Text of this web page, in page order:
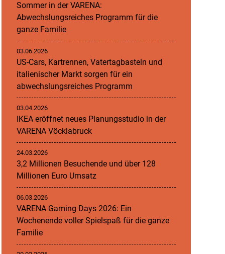
Sommer in der VARENA:
Abwechslungsreiches Programm für die
ganze Familie
03.06.2026
US-Cars, Kartrennen, Vatertagbasteln und
italienischer Markt sorgen für ein
abwechslungsreiches Programm
03.04.2026
IKEA eröffnet neues Planungsstudio in der
VARENA Vöcklabruck
24.03.2026
3,2 Millionen Besuchende und über 128
Millionen Euro Umsatz
06.03.2026
VARENA Gaming Days 2026: Ein
Wochenende voller Spielspaß für die ganze
Familie